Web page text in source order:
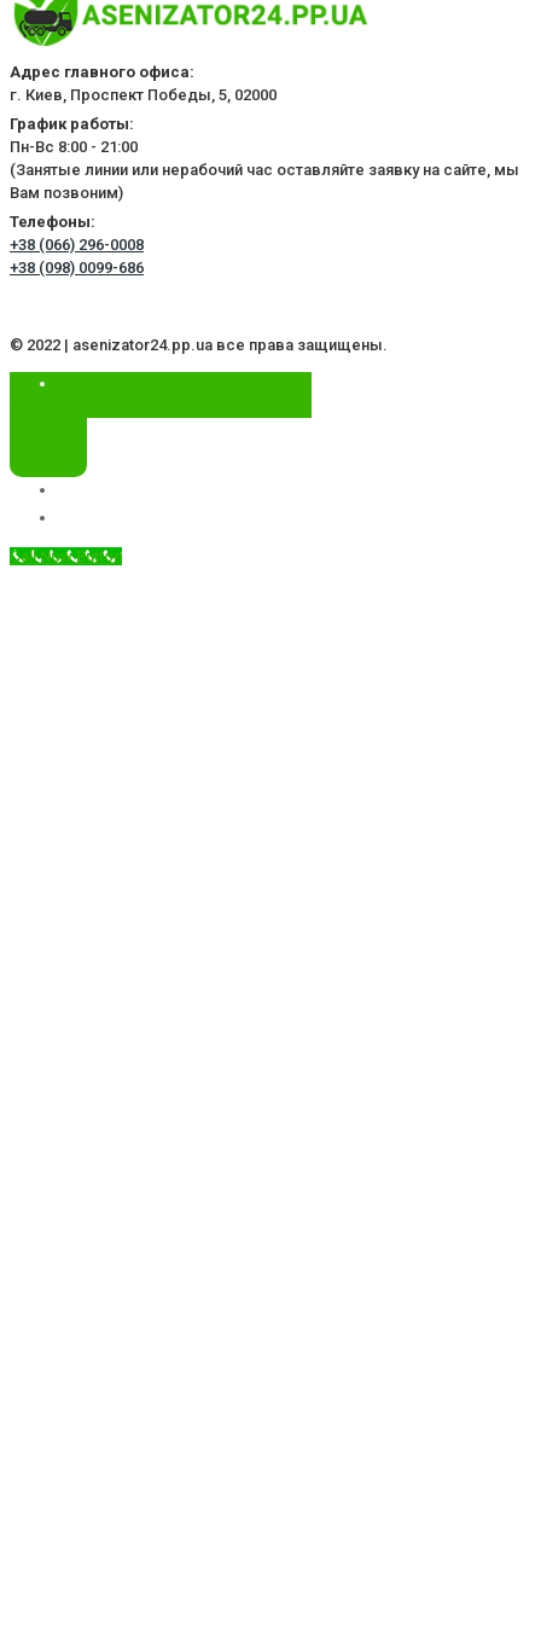
Адрес главного офиса:
г. Киев, Проспект Победы, 5, 02000
График работы:
Пн-Вс 8:00 - 21:00
(Занятые линии или нерабочий час оставляйте заявку на сайте, мы
Вам позвоним)
Телефоны:
+38 (066) 296-0008
+38 (098) 0099-686
© 2022 | asenizator24.pp.ua все права защищены.
Call Now Button